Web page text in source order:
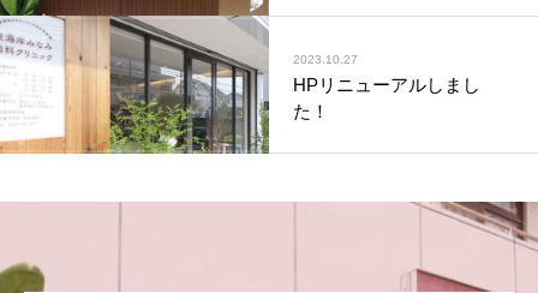
2023.10.27
HPリニューアルしまし
た！